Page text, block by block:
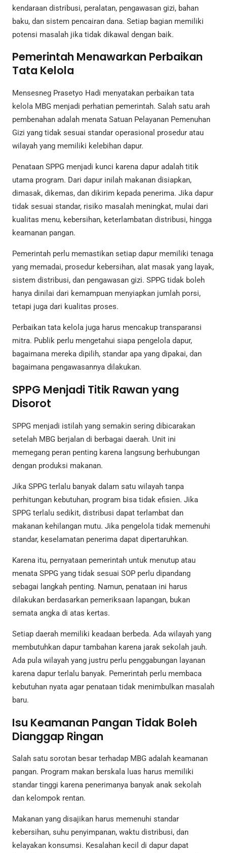
kendaraan distribusi, peralatan, pengawasan gizi, bahan
baku, dan sistem pencairan dana. Setiap bagian memiliki
potensi masalah jika tidak dikawal dengan baik.
Pemerintah Menawarkan Perbaikan
Tata Kelola
Mensesneg Prasetyo Hadi menyatakan perbaikan tata
kelola MBG menjadi perhatian pemerintah. Salah satu arah
pembenahan adalah menata Satuan Pelayanan Pemenuhan
Gizi yang tidak sesuai standar operasional prosedur atau
wilayah yang memiliki kelebihan dapur.
Penataan SPPG menjadi kunci karena dapur adalah titik
utama program. Dari dapur inilah makanan disiapkan,
dimasak, dikemas, dan dikirim kepada penerima. Jika dapur
tidak sesuai standar, risiko masalah meningkat, mulai dari
kualitas menu, kebersihan, keterlambatan distribusi, hingga
keamanan pangan.
Pemerintah perlu memastikan setiap dapur memiliki tenaga
yang memadai, prosedur kebersihan, alat masak yang layak,
sistem distribusi, dan pengawasan gizi. SPPG tidak boleh
hanya dinilai dari kemampuan menyiapkan jumlah porsi,
tetapi juga dari kualitas proses.
Perbaikan tata kelola juga harus mencakup transparansi
mitra. Publik perlu mengetahui siapa pengelola dapur,
bagaimana mereka dipilih, standar apa yang dipakai, dan
bagaimana pengawasannya dilakukan.
SPPG Menjadi Titik Rawan yang
Disorot
SPPG menjadi istilah yang semakin sering dibicarakan
setelah MBG berjalan di berbagai daerah. Unit ini
memegang peran penting karena langsung berhubungan
dengan produksi makanan.
Jika SPPG terlalu banyak dalam satu wilayah tanpa
perhitungan kebutuhan, program bisa tidak efisien. Jika
SPPG terlalu sedikit, distribusi dapat terlambat dan
makanan kehilangan mutu. Jika pengelola tidak memenuhi
standar, keselamatan penerima dapat dipertaruhkan.
Karena itu, pernyataan pemerintah untuk menutup atau
menata SPPG yang tidak sesuai SOP perlu dipandang
sebagai langkah penting. Namun, penataan ini harus
dilakukan berdasarkan pemeriksaan lapangan, bukan
semata angka di atas kertas.
Setiap daerah memiliki keadaan berbeda. Ada wilayah yang
membutuhkan dapur tambahan karena jarak sekolah jauh.
Ada pula wilayah yang justru perlu penggabungan layanan
karena dapur terlalu banyak. Pemerintah perlu membaca
kebutuhan nyata agar penataan tidak menimbulkan masalah
baru.
Isu Keamanan Pangan Tidak Boleh
Dianggap Ringan
Salah satu sorotan besar terhadap MBG adalah keamanan
pangan. Program makan berskala luas harus memiliki
standar tinggi karena penerimanya banyak anak sekolah
dan kelompok rentan.
Makanan yang disajikan harus memenuhi standar
kebersihan, suhu penyimpanan, waktu distribusi, dan
kelayakan konsumsi. Kesalahan kecil di dapur dapat